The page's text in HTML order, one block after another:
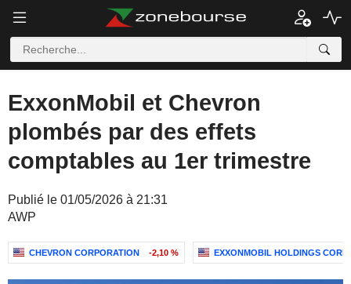
ExxonMobil et Chevron
plombés par des effets
comptables au 1er trimestre
Publié le 01/05/2026 à 21:31
AWP
CHEVRON CORPORATION -2,10 % EXXONMOBIL HOLDINGS